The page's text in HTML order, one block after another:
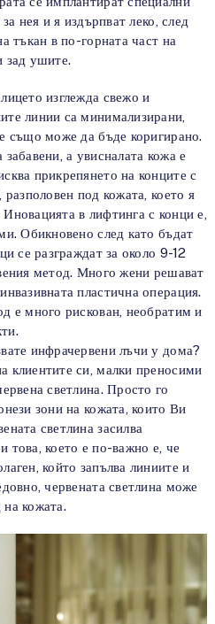
нея и я издърпват леко, след
тъкан в по-горната част на
зад ушите.
изглежда свежо и
линии са минимализирани,
също може да бъде коригирано.
а увисналата кожа е
прикрепянето на конците с
под кожата, което я
в лифтинга с конци е,
Обикновено след като бъдат
се разграждат за около 9-12
метод. Много жени решават
пластична операция.
е много рискован, необратим и
инфрачервени лъчи у дома?
клиентите си, малки преносими
светлина. Просто го
зони на кожата, които Ви
светлина засилва
това, което е по-важно е, че
който запълва линиите и
червената светлина може
кожата.